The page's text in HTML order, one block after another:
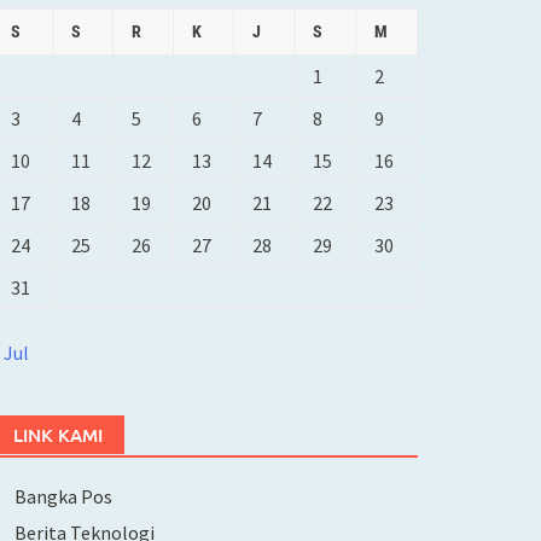
S S R K J S M
1
2
3
4 5 6 7 8
9
10
11 12 13 14 15
16
17
18 19 20 21 22
23
24
25 26 27 28 29
30
31
Jul
LINK KAMI
Bangka Pos
Berita Teknologi